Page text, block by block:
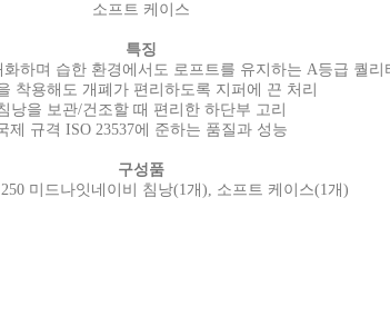
소프트 케이스
특징
하며 습한 환경에서도 로프트를 유지하는 A등급 퀄
착용해도 개폐가 편리하도록 지퍼에 끈 처리
낭을 보관/건조할 때 편리한 하단부 고리
제 규격 ISO 23537에 준하는 품질과 성능
구성품
미드나잇네이비 침낭(1개), 소프트 케이스(1개)